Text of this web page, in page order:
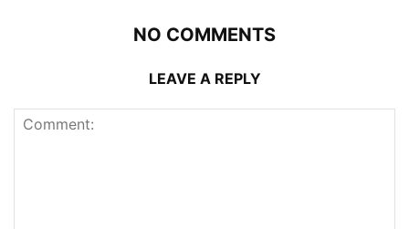
NO COMMENTS
LEAVE A REPLY